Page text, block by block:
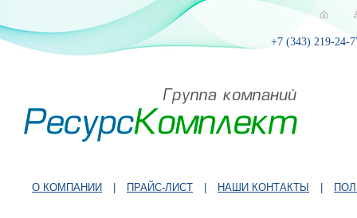
+7 (343) 219-24-
О КОМПАНИИ ПРАЙС-ЛИСТ НАШИ КОНТАКТЫ